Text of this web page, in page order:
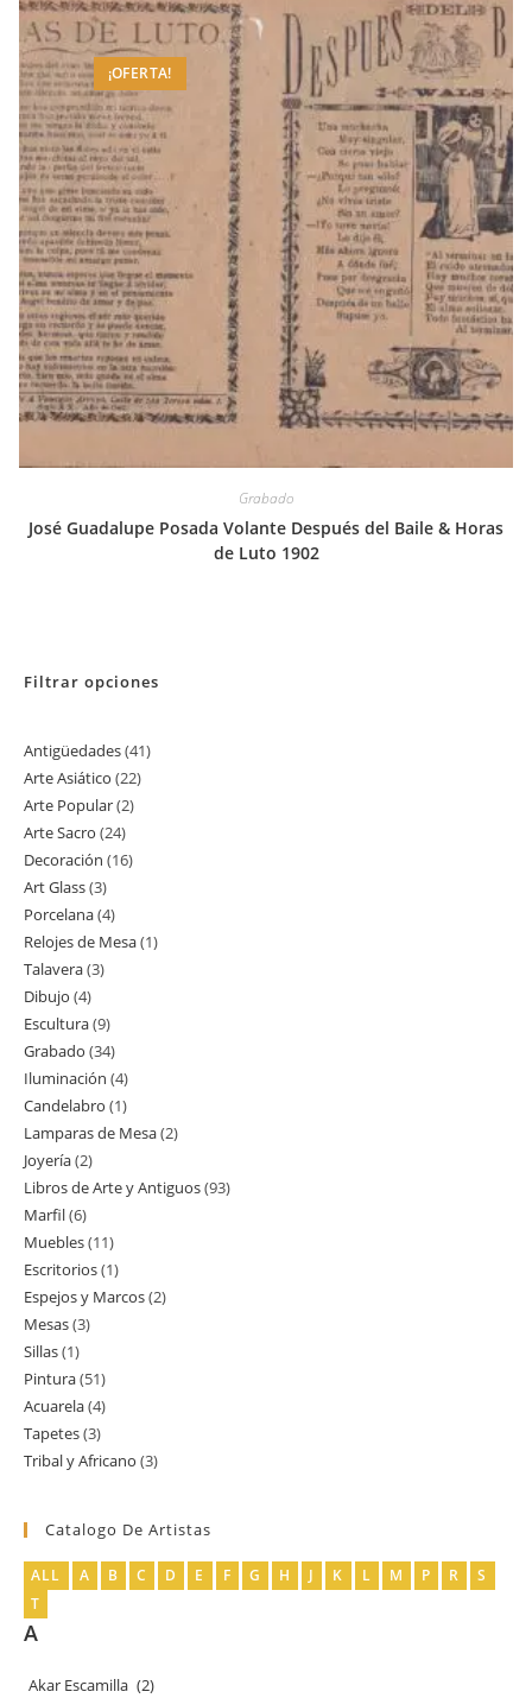
¡OFERTA!
Grabado
José Guadalupe Posada Volante Después del Baile & Horas
de Luto 1902
Filtrar opciones
Antigüedades 4141
Arte Asiático 2222
Arte Popular 22
Arte Sacro 2424
productos
Decoración 1616
Art Glass 33
productos
Porcelana 44
productos
Relojes de Mesa 11
Talavera 33
Dibujo 44
productos
Escultura 99
productos
Grabado 3434
productos
Iluminación 44
productos
Candelabro 11
producto
Lamparas de Mesa 22
Joyería 22
productos
Libros de Arte y Antiguos 9393
Marfil 66
productos
Muebles 1111
productos
Escritorios 11
producto
Espejos y Marcos 22
Mesas 33
Sillas 11
producto
Pintura 5151
productos
Acuarela 44
productos
Tapetes 33
productos
Tribal y Africano 33
Catalogo De Artistas
ALL A B C D E F G H J K L M P R
S
T
A
Akar Escamilla (2)